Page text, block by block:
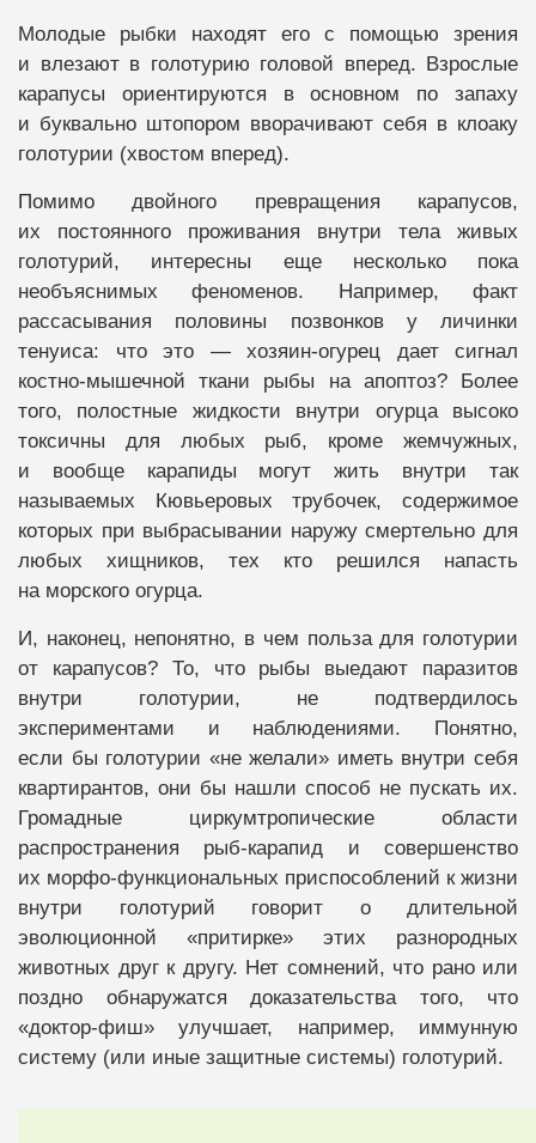
Молодые рыбки находят его с помощью зрения
и влезают в голотурию головой вперед. Взрослые
карапусы ориентируются в основном по запаху
и буквально штопором вворачивают себя в клоаку
голотурии (хвостом вперед).
Помимо двойного превращения карапусов,
их постоянного проживания внутри тела живых
голотурий, интересны еще несколько пока
необъяснимых феноменов. Например, факт
рассасывания половины позвонков у личинки
тенуиса: что это — хозяин-огурец дает сигнал
костно-мышечной ткани рыбы на апоптоз? Более
того, полостные жидкости внутри огурца высоко
токсичны для любых рыб, кроме жемчужных,
и вообще карапиды могут жить внутри так
называемых Кювьеровых трубочек, содержимое
которых при выбрасывании наружу смертельно для
любых хищников, тех кто решился напасть
на морского огурца.
И, наконец, непонятно, в чем польза для голотурии
от карапусов? То, что рыбы выедают паразитов
внутри голотурии, не подтвердилось
экспериментами и наблюдениями. Понятно,
если бы голотурии «не желали» иметь внутри себя
квартирантов, они бы нашли способ не пускать их.
Громадные циркумтропические области
распространения рыб-карапид и совершенство
их морфо-функциональных приспособлений к жизни
внутри голотурий говорит о длительной
эволюционной «притирке» этих разнородных
животных друг к другу. Нет сомнений, что рано или
поздно обнаружатся доказательства того, что
«доктор-фиш» улучшает, например, иммунную
систему (или иные защитные системы) голотурий.